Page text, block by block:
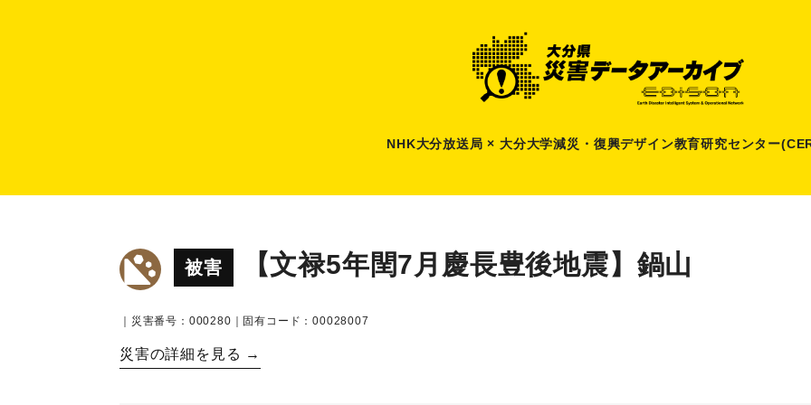
NHK大分放送局 × 大分大学減災 ・ 復興デザイン教育研究センター
被害 【文禄5年閏7月慶長豊後地震】鍋山
｜災害番号：000280｜固有コード：00028007
災害の詳細を見る →